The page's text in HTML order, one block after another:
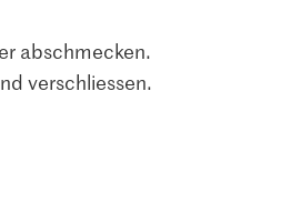
abschmecken.
verschliessen.